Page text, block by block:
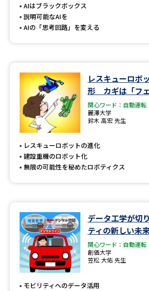
AIはブラックボックス
説明可能なAIを
AIの「思考回路」を変える
レスキューロボ
形 カギは「フェ
関心ワード：自動運転
麗澤大学
鈴木 高宏 先生
レスキューロボットの進化
建設重機のロボット化
無限の可能性を秘めたロボティクス
データ工学が切
ティの新しい未
関心ワード：自動運転
創価大学
笠松 大佑 先生
モビリティへのデータ活用